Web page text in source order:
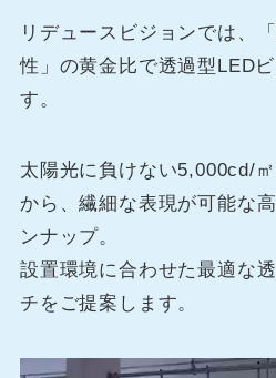
リデュースビジョンでは、
性」の黄金比で透過型LED
す。
太陽光に負けない5,000cd/
から、繊細な表現が可能な
ンナップ。
設置環境に合わせた最適な
チをご提案します。